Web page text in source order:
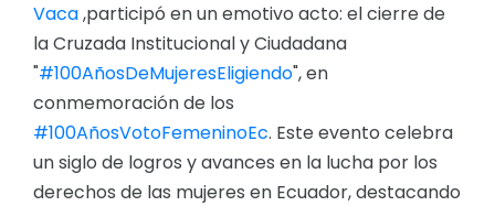
Plan Operativo Anual - POA
Convenios Institucionales
PRESUPUESTO: EJECUCIÓN Y REPORTES
Procesos de contratación
Vaca,participó en un emotivo acto: el cierre de
la Cruzada Institucional y Ciudadana
"#100AñosDeMujeresEligiendo", en
conmemoración de los
#100AñosVotoFemeninoEc. Este evento celebra
un siglo de logros y avances en la lucha por los
derechos de las mujeres en Ecuador, destacando